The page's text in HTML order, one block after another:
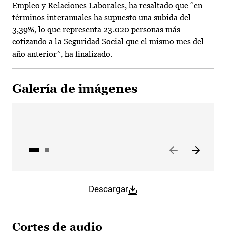
Empleo y Relaciones Laborales, ha resaltado que “en
términos interanuales ha supuesto una subida del
3,39%, lo que representa 23.020 personas más
cotizando a la Seguridad Social que el mismo mes del
año anterior”, ha finalizado.
Galería de imágenes
Descargar
Cortes de audio